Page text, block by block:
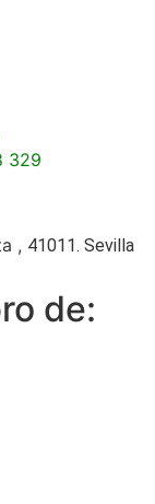
329
, 41011. Sevilla
de: